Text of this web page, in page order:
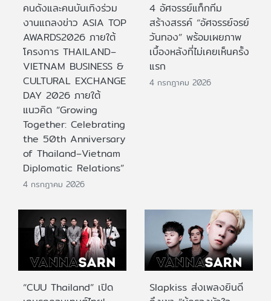
คนดังและคนบันเทิงร่วม
งานแถลงข่าว ASIA TOP
AWARDS2026 ภายใต้
โครงการ THAILAND–
VIETNAM BUSINESS &
CULTURAL EXCHANGE
DAY 2026 ภายใต้
แนวคิด “Growing
Together: Celebrating
the 50th Anniversary
of Thailand–Vietnam
Diplomatic Relations”
4 กรกฎาคม 2026
4 อัศจรรย์แท็กทีม
สร้างสรรค์ “อัศจรรย์จรย์
วันทอง” พร้อมเผยภาพ
เบื้องหลังที่ไม่เคยเห็นครั้ง
แรก
4 กรกฎาคม 2026
“CUU Thailand” เปิด
Slapkiss ส่งเพลงยินดี